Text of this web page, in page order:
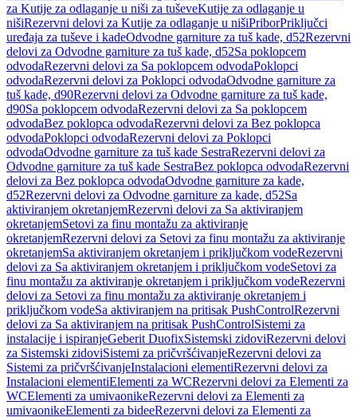
za Kutije za odlaganje u niši za tuševeKutije za odlaganje u
nišiRezervni delovi za Kutije za odlaganje u nišiPriborPriključci
uređaja za tuševe i kadeOdvodne garniture za tuš kade, d52Rezervni
delovi za Odvodne garniture za tuš kade, d52Sa poklopcem
odvodaRezervni delovi za Sa poklopcem odvodaPoklopci
odvodaRezervni delovi za Poklopci odvodaOdvodne garniture za
tuš kade, d90Rezervni delovi za Odvodne garniture za tuš kade,
d90Sa poklopcem odvodaRezervni delovi za Sa poklopcem
odvodaBez poklopca odvodaRezervni delovi za Bez poklopca
odvodaPoklopci odvodaRezervni delovi za Poklopci
odvodaOdvodne garniture za tuš kade SestraRezervni delovi za
Odvodne garniture za tuš kade SestraBez poklopca odvodaRezervni
delovi za Bez poklopca odvodaOdvodne garniture za kade,
d52Rezervni delovi za Odvodne garniture za kade, d52Sa
aktiviranjem okretanjemRezervni delovi za Sa aktiviranjem
okretanjemSetovi za finu montažu za aktiviranje
okretanjemRezervni delovi za Setovi za finu montažu za aktiviranje
okretanjemSa aktiviranjem okretanjem i priključkom vodeRezervni
delovi za Sa aktiviranjem okretanjem i priključkom vodeSetovi za
finu montažu za aktiviranje okretanjem i priključkom vodeRezervni
delovi za Setovi za finu montažu za aktiviranje okretanjem i
priključkom vodeSa aktiviranjem na pritisak PushControlRezervni
delovi za Sa aktiviranjem na pritisak PushControlSistemi za
instalacije i ispiranjeGeberit DuofixSistemski zidoviRezervni delovi
za Sistemski zidoviSistemi za pričvršćivanjeRezervni delovi za
Sistemi za pričvršćivanjeInstalacioni elementiRezervni delovi za
Instalacioni elementiElementi za WCRezervni delovi za Elementi za
WCElementi za umivaonikeRezervni delovi za Elementi za
umivaonikeElementi za bideeRezervni delovi za Elementi za